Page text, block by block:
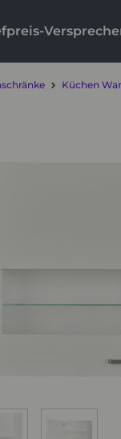
Küchen